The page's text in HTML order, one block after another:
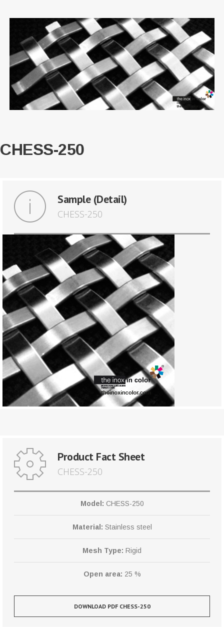
CHESS-250
Sample (Detail)
CHESS-250
Product Fact Sheet
CHESS-250
Model: CHESS-250
Material: Stainless steel
Mesh Type: Rigid
Open area: 25 %
DOWNLOAD PDF CHESS-250